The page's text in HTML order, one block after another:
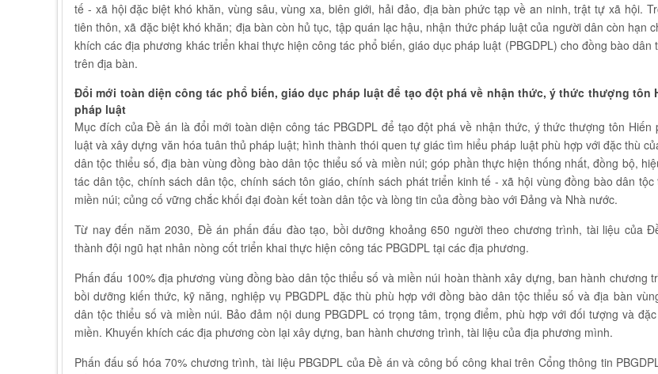
tế - xã hội đặc biệt khó khăn, vùng sâu, vùng xa, biên giới, hải đảo, địa bàn phức tạp về an ninh, trật tự xã hội.
tiên thôn, xã đặc biệt khó khăn; địa bàn còn hủ tục, tập quán lạc hậu, nhận thức pháp luật của người dân còn hạn
khích các địa phương khác triển khai thực hiện công tác phổ biến, giáo dục pháp luật (PBGDPL) cho đồng bào dân
trên địa bàn.
Đổi mới toàn diện công tác phổ biến, giáo dục pháp luật để tạo đột phá về nhận thức, ý thức thượng tôn
pháp luật
Mục đích của Đề án là đổi mới toàn diện công tác PBGDPL để tạo đột phá về nhận thức, ý thức thượng tôn Hiến
luật và xây dựng văn hóa tuân thủ pháp luật; hình thành thói quen tự giác tìm hiểu pháp luật phù hợp với đặc thù
dân tộc thiểu số, địa bàn vùng đồng bào dân tộc thiểu số và miền núi; góp phần thực hiện thống nhất, đồng bộ,
tác dân tộc, chính sách dân tộc, chính sách tôn giáo, chính sách phát triển kinh tế - xã hội vùng đồng bào dân tộc
miền núi; củng cố vững chắc khối đại đoàn kết toàn dân tộc và lòng tin của đồng bào với Đảng và Nhà nước.
Từ nay đến năm 2030, Đề án phấn đấu đào tạo, bồi dưỡng khoảng 650 người theo chương trình, tài liệu của
thành đội ngũ hạt nhân nòng cốt triển khai thực hiện công tác PBGDPL tại các địa phương.
Phấn đấu 100% địa phương vùng đồng bào dân tộc thiểu số và miền núi hoàn thành xây dựng, ban hành chương
bồi dưỡng kiến thức, kỹ năng, nghiệp vụ PBGDPL đặc thù phù hợp với đồng bào dân tộc thiểu số và địa bàn
dân tộc thiểu số và miền núi. Bảo đảm nội dung PBGDPL có trọng tâm, trọng điểm, phù hợp với đối tượng và
miền. Khuyến khích các địa phương còn lại xây dựng, ban hành chương trình, tài liệu của địa phương mình.
Phấn đấu số hóa 70% chương trình, tài liệu PBGDPL của Đề án và công bố công khai trên Cổng thông tin